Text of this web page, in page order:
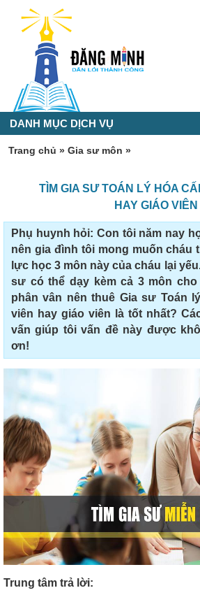
DANH MỤC DỊCH VỤ
Trang chủ » Gia sư môn »
TÌM GIA SƯ TOÁN LÝ HÓA
HAY GIÁO VIÊN
Phụ huynh hỏi: Con tôi năm nay
nên gia đình tôi mong muốn cháu
lực học 3 môn này của cháu lại
sư có thể dạy kèm cả 3 môn
phân vân nên thuê Gia sư Toán
viên hay giáo viên là tốt nhất?
vấn giúp tôi vấn đề này được
ơn!
Trung tâm trả lời: